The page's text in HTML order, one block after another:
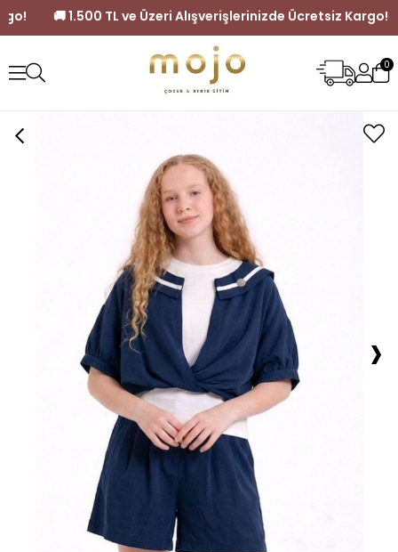
Kargo! 🚚 1.500 TL ve Üzeri Alışverişlerinizde
0
›